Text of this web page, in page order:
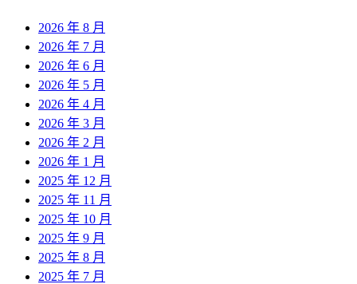
2026 年 8 月
2026 年 7 月
2026 年 6 月
2026 年 5 月
2026 年 4 月
2026 年 3 月
2026 年 2 月
2026 年 1 月
2025 年 12 月
2025 年 11 月
2025 年 10 月
2025 年 9 月
2025 年 8 月
2025 年 7 月